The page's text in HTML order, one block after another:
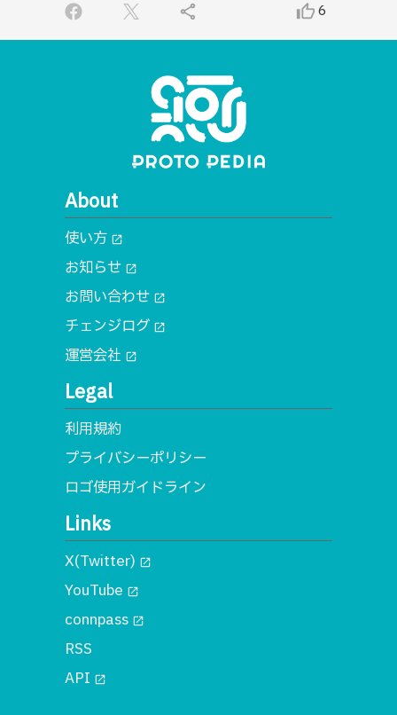
share thumb_up_alt6
About
使い方 open_in_new
お知らせ open_in_new
お問い合わせ open_in_new
チェンジログ open_in_new
運営会社 open_in_new
Legal
利用規約
プライバシーポリシー
ロゴ使用ガイドライン
Links
X(Twitter) open_in_new
YouTube open_in_new
connpass open_in_new
RSS
API open_in_new